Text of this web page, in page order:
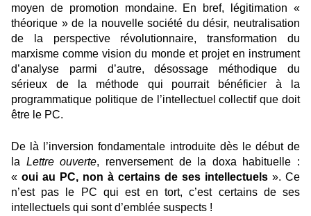
moyen de promotion mondaine. En bref, légitimation «
théorique » de la nouvelle société du désir, neutralisation
de la perspective révolutionnaire, transformation du
marxisme comme vision du monde et projet en instrument
d’analyse parmi d’autre, désossage méthodique du
sérieux de la méthode qui pourrait bénéficier à la
programmatique politique de l’intellectuel collectif que doit
être le PC.
De là l’inversion fondamentale introduite dès le début de
la Lettre ouverte, renversement de la doxa habituelle :
« oui au PC, non à certains de ses intellectuels ». Ce
n’est pas le PC qui est en tort, c’est certains de ses
intellectuels qui sont d’emblée suspects !